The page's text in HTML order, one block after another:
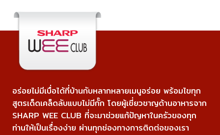
อร่อยไม่มีเบื่อได้ที่บ้านกับหลากหลายเมนูอร่อย พร้อมไขทุก
สูตรเด็ดเคล็ดลับแบบไม่มีกั๊ก โดยผู้เชี่ยวชาญด้านอาหารจาก
SHARP WEE CLUB ที่จะมาช่วยแก้ปัญหาในครัวของทุก
ท่านให้เป็นเรื่องง่าย ผ่านทุกช่องทางการติดต่อของเรา